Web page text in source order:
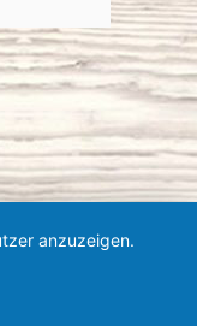
anzuzeigen.